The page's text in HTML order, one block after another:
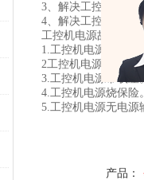
3、解决工控机在使
4、解决工控机各种
工控机电源故障维修
1.工控机电源输出不
2工控机电源输出电
3.工控机电源带载差。
4.工控机电源烧保险。
5.工控机电源无电源
产品：